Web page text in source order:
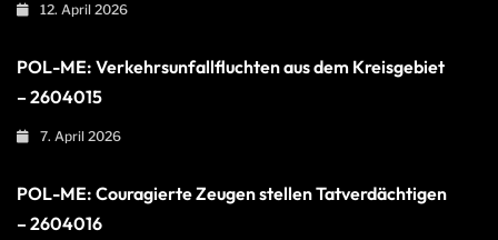
12. April 2026
POL-ME: Verkehrsunfallfluchten aus dem Kreisgebiet
– 2604015
7. April 2026
POL-ME: Couragierte Zeugen stellen Tatverdächtigen
– 2604016